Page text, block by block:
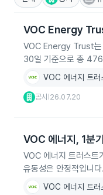
VOC Energy
VOC Energy Trust는
30일 기준으로 총
VOC 에너지 트러
공시 26.07.20
VOC 에너지, 1분
VOC 에너지 트러스트
유동성은 안정적입니다.
VOC 에너지 트러